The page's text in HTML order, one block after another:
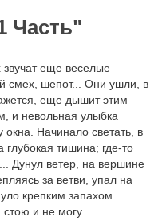
Часть"
еще веселые
смех, шепот... Они ушли, в
еще дышит этим
и невольная улыбка
окна. Начинало светать, в
тишина; где-то
Дунул ветер, на вершине
за ветви, упал на
крепким запахом
и не могу